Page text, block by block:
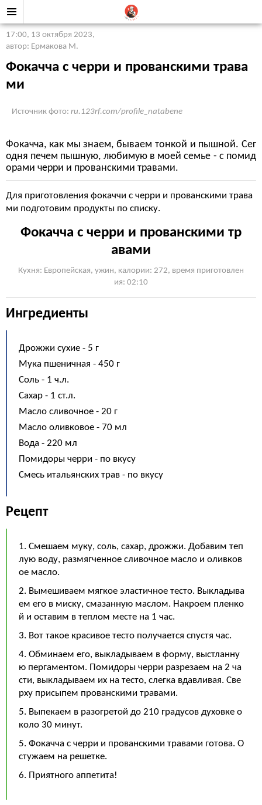
17:00, 13 октября 2023,
автор: Ермакова М.
Фокачча с черри и прованскими трава
ми
Источник фото: ru.123rf.com/profile_natabene
Фокачча, как мы знаем, бываем тонкой и пышной. Сег
одня печем пышную, любимую в моей семье - с помид
орами черри и прованскими травами.
Для приготовления фокаччи с черри и прованскими трава
ми подготовим продукты по списку.
Фокачча с черри и прованскими тр
авами
Кухня: Европейская, ужин, калории: 272, время приготовлен
ия: 02:10
Ингредиенты
Дрожжи сухие - 5 г
Мука пшеничная - 450 г
Соль - 1 ч.л.
Сахар - 1 ст.л.
Масло сливочное - 20 г
Масло оливковое - 70 мл
Вода - 220 мл
Помидоры черри - по вкусу
Смесь итальянских трав - по вкусу
Рецепт
1. Смешаем муку, соль, сахар, дрожжи. Добавим теп
лую воду, размягченное сливочное масло и оливков
ое масло.
2. Вымешиваем мягкое эластичное тесто. Выкладыва
ем его в миску, смазанную маслом. Накроем пленко
й и оставим в теплом месте на 1 час.
3. Вот такое красивое тесто получается спустя час.
4. Обминаем его, выкладываем в форму, выстланну
ю пергаментом. Помидоры черри разрезаем на 2 ча
сти, выкладываем их на тесто, слегка вдавливая. Све
рху присыпем прованскими травами.
5. Выпекаем в разогретой до 210 градусов духовке о
коло 30 минут.
5. Фокачча с черри и прованскими травами готова. О
стужаем на решетке.
6. Приятного аппетита!